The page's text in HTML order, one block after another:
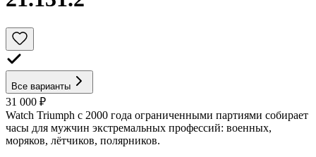
Все варианты
31 000 ₽
Watch Triumph с 2000 года ограниченными партиями собирает
часы для мужчин экстремальных профессий: военных,
моряков, лётчиков, полярников.